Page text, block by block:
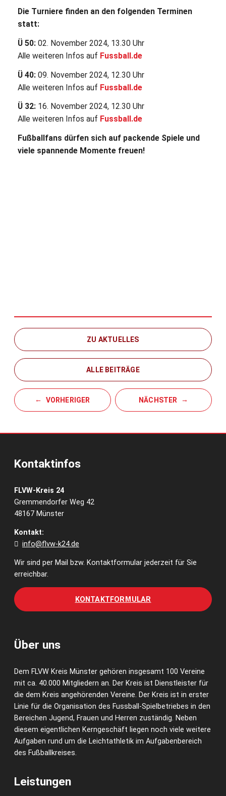
Die Turniere finden an den folgenden Terminen
statt:
Ü 50: 02. November 2024, 13.30 Uhr
Alle weiteren Infos auf Fussball.de
Ü 40: 09. November 2024, 12.30 Uhr
Alle weiteren Infos auf Fussball.de
Ü 32: 16. November 2024, 12.30 Uhr
Alle weiteren Infos auf Fussball.de
Fußballfans dürfen sich auf packende Spiele und
viele spannende Momente freuen!
ZU AKTUELLES
ALLE BEITRÄGE
VORHERIGER NÄCHSTER
Kontaktinfos
FLVW-Kreis 24
Gremmendorfer Weg 42
48167 Münster
Kontakt:
info@flvw-k24.de
Wir sind per Mail bzw. Kontaktformular jederzeit für Sie
erreichbar.
KONTAKTFORMULAR
Über uns
Dem FLVW Kreis Münster gehören insgesamt 100 Vereine
mit ca. 40.000 Mitgliedern an. Der Kreis ist Dienstleister für
die dem Kreis angehörenden Vereine. Der Kreis ist in erster
Linie für die Organisation des Fussball-Spielbetriebes in den
Bereichen Jugend, Frauen und Herren zuständig. Neben
diesem eigentlichen Kerngeschäft liegen noch viele weitere
Aufgaben rund um die Leichtathletik im Aufgabenbereich
des Fußballkreises.
Leistungen